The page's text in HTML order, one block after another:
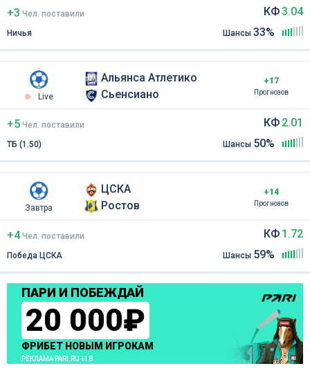
+3 Чел поставили
Ничья
КФ3.04
Шансы 33%
Live
Альянса Атлетико
Сьенсиано
+17
Прогнозов
+5 Чел поставили
ТБ (1.50)
КФ 2.01
Шансы 50%
Завтра
ЦСКА
Ростов
+14
Прогнозов
+4 Чел поставили
Победа ЦСКА
КФ 1.72
Шансы 59%
ПАРИ И ПОБЕЖДАЙ
20 000₽
ФРИБЕТ НОВЫМ ИГРОКАМ
РЕКЛАМА PARI.RU +18